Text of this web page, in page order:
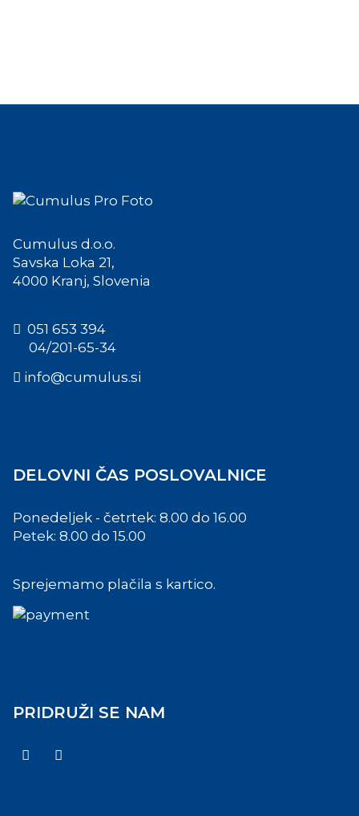
Cumulus d.o.o.
Savska Loka 21,
4000 Kranj, Slovenia
051 653 394
04/201-65-34
info@cumulus.si
DELOVNI ČAS POSLOVALNICE
Ponedeljek - četrtek: 8.00 do 16.00
Petek: 8.00 do 15.00
Sprejemamo plačila s kartico.
PRIDRUŽI SE NAM